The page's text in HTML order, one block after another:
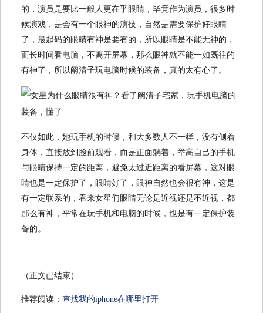
的，演员是要比一般人更在乎眼睛，毕竟作为演员，很多时
候演戏，是会有一个眼神的演技，自然是需要保护好眼睛
了，最起码的眼睛有神是要有的，所以眼睛是不能无神的，
而长时间看电脑，不离开屏幕，那么眼神就不能一如既往的
有神了，所以阚清子玩电脑时候的装备，真的太有心了。
不仅如此，她玩手机的时候，和大多数人不一样，没有侧着
身体，直接放到脸前观看，而是正面躺着，举高自己的手机
与眼睛保持一定的距离，避免太过近距离的看屏幕，这对眼
睛也是一定保护了，眼睛好了，眼神自然也会很有神，这是
有一定联系的，看来女星们眼睛无论是近视还是不近视，都
那么有神，平常在玩手机和电脑的时候，也是有一定保护装
备的。
（正文已结束）
推荐阅读： 查找我的iphone在哪里打开